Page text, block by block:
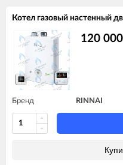
Котел газовый настенный
120 000
Бренд RINNAI